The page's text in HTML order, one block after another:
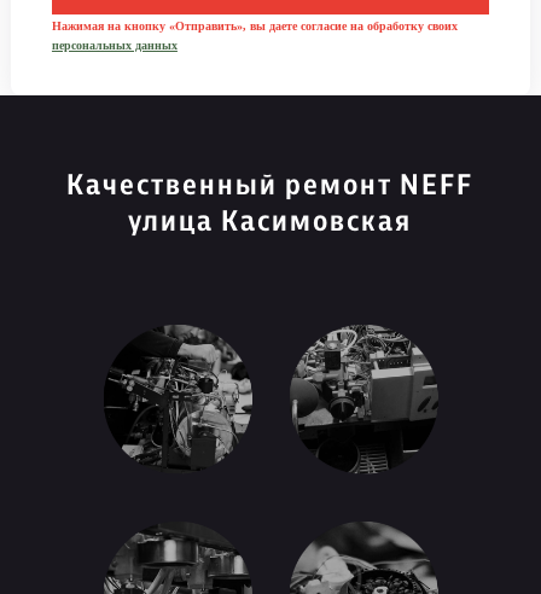
Нажимая на кнопку «Отправить», вы даете согласие на обработку своих
персональных данных
Качественный ремонт NEFF
улица Касимовская